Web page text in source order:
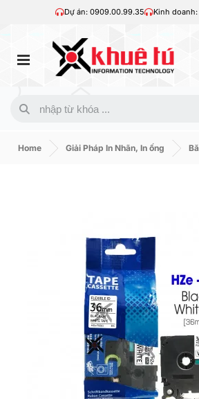
Dự án: 0909.00.99.35 Kinh
Home Giải Pháp In Nhãn, In ống